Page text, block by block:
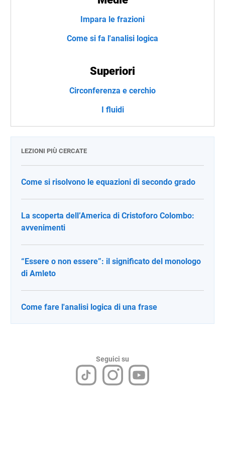
Impara le frazioni
Come si fa l'analisi logica
Superiori
Circonferenza e cerchio
I fluidi
LEZIONI PIÙ CERCATE
Come si risolvono le equazioni di secondo grado
La scoperta dell’America di Cristoforo Colombo:
avvenimenti
“Essere o non essere”: il significato del monologo
di Amleto
Come fare l'analisi logica di una frase
Seguici su